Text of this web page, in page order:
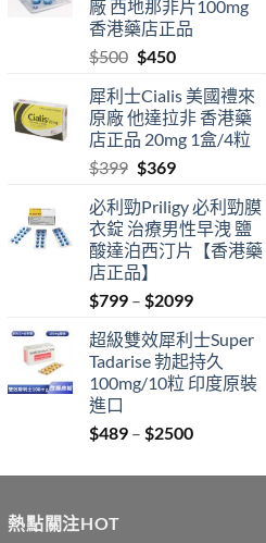
廠 西地那非片100mg
香港藥店正品
$500 Original
was:
$500.
$450Current
is:
$450.
犀利士Cialis 美國禮來
原廠 他達拉非 香港藥
店正品 20mg 1盒/4粒
$399 Original
was:
$399.
$369Current
is:
$369.
必利勁Priligy 必利勁膜
衣錠 治療男性早洩 鹽
酸達泊西汀片【香港藥
店正品】
$799 – $2099Price
$799
through
$2099
超級雙效犀利士Super
Tadarise 勃起持久
100mg/10粒 印度原裝
進口
$489 – $2500Price
$489
熱點關注HOT